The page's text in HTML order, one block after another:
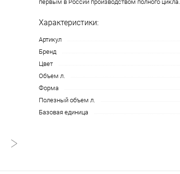
первым в России производством полного цикла.
Характеристики:
Артикул
Бренд
Цвет
Объем л.
Форма
Полезный объем л.
Базовая единица